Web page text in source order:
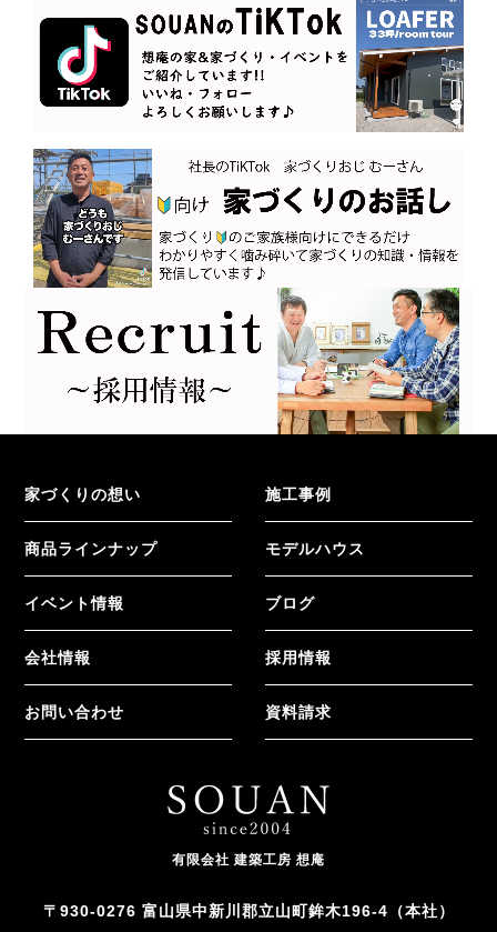
家づくりの想い 施工事例
商品ラインナップ モデルハウス
イベント情報 ブログ
会社情報 採用情報
お問い合わせ 資料請求
有限会社 建築工房 想庵
〒930-0276 富山県中新川郡立山町鉾木196-4（本社）